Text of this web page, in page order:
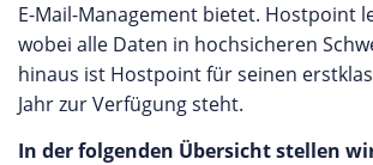
E-Mail-Management bietet. Hostpoint
wobei alle Daten in hochsicheren
hinaus ist Hostpoint für seinen
Jahr zur Verfügung steht.
In der folgenden Übersicht stellen